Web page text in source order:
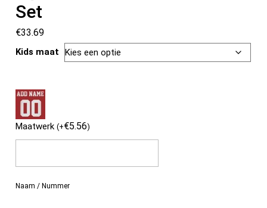
Set
€33.69
Kids maat
Maatwerk(+€5.56)
Naam / Nummer